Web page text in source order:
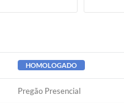
HOMOLOGADO
Pregão Presencial